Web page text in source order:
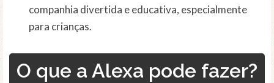
companhia divertida e educativa, especialmente
para crianças.
O que a Alexa pode fazer?